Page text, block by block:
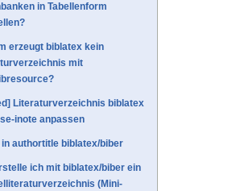
in Tabellenform
erzeugt biblatex kein
mit
Literaturverzeichnis biblatex
inote anpassen
in authortitle biblatex/biber
ich mit biblatex/biber ein
(Mini-